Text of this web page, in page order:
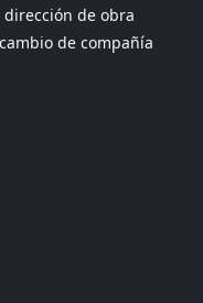
de obra
de compañía